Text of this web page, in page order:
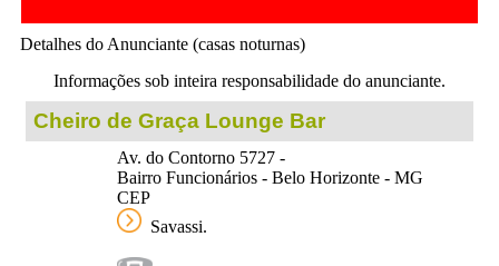
Detalhes do Anunciante (casas noturnas)
Informações sob inteira responsabilidade do anunciante.
Cheiro de Graça Lounge Bar
Av. do Contorno 5727 -
Bairro Funcionários - Belo Horizonte - MG
CEP
Savassi.